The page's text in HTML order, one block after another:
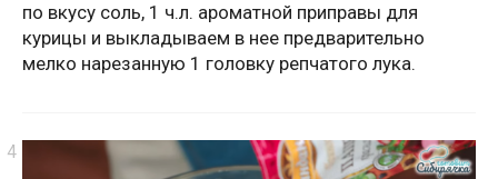
по вкусу соль, 1 ч.л. ароматной приправы для
курицы и выкладываем в нее предварительно
мелко нарезанную 1 головку репчатого лука.